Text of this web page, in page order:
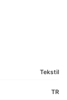
Tekstil
TR